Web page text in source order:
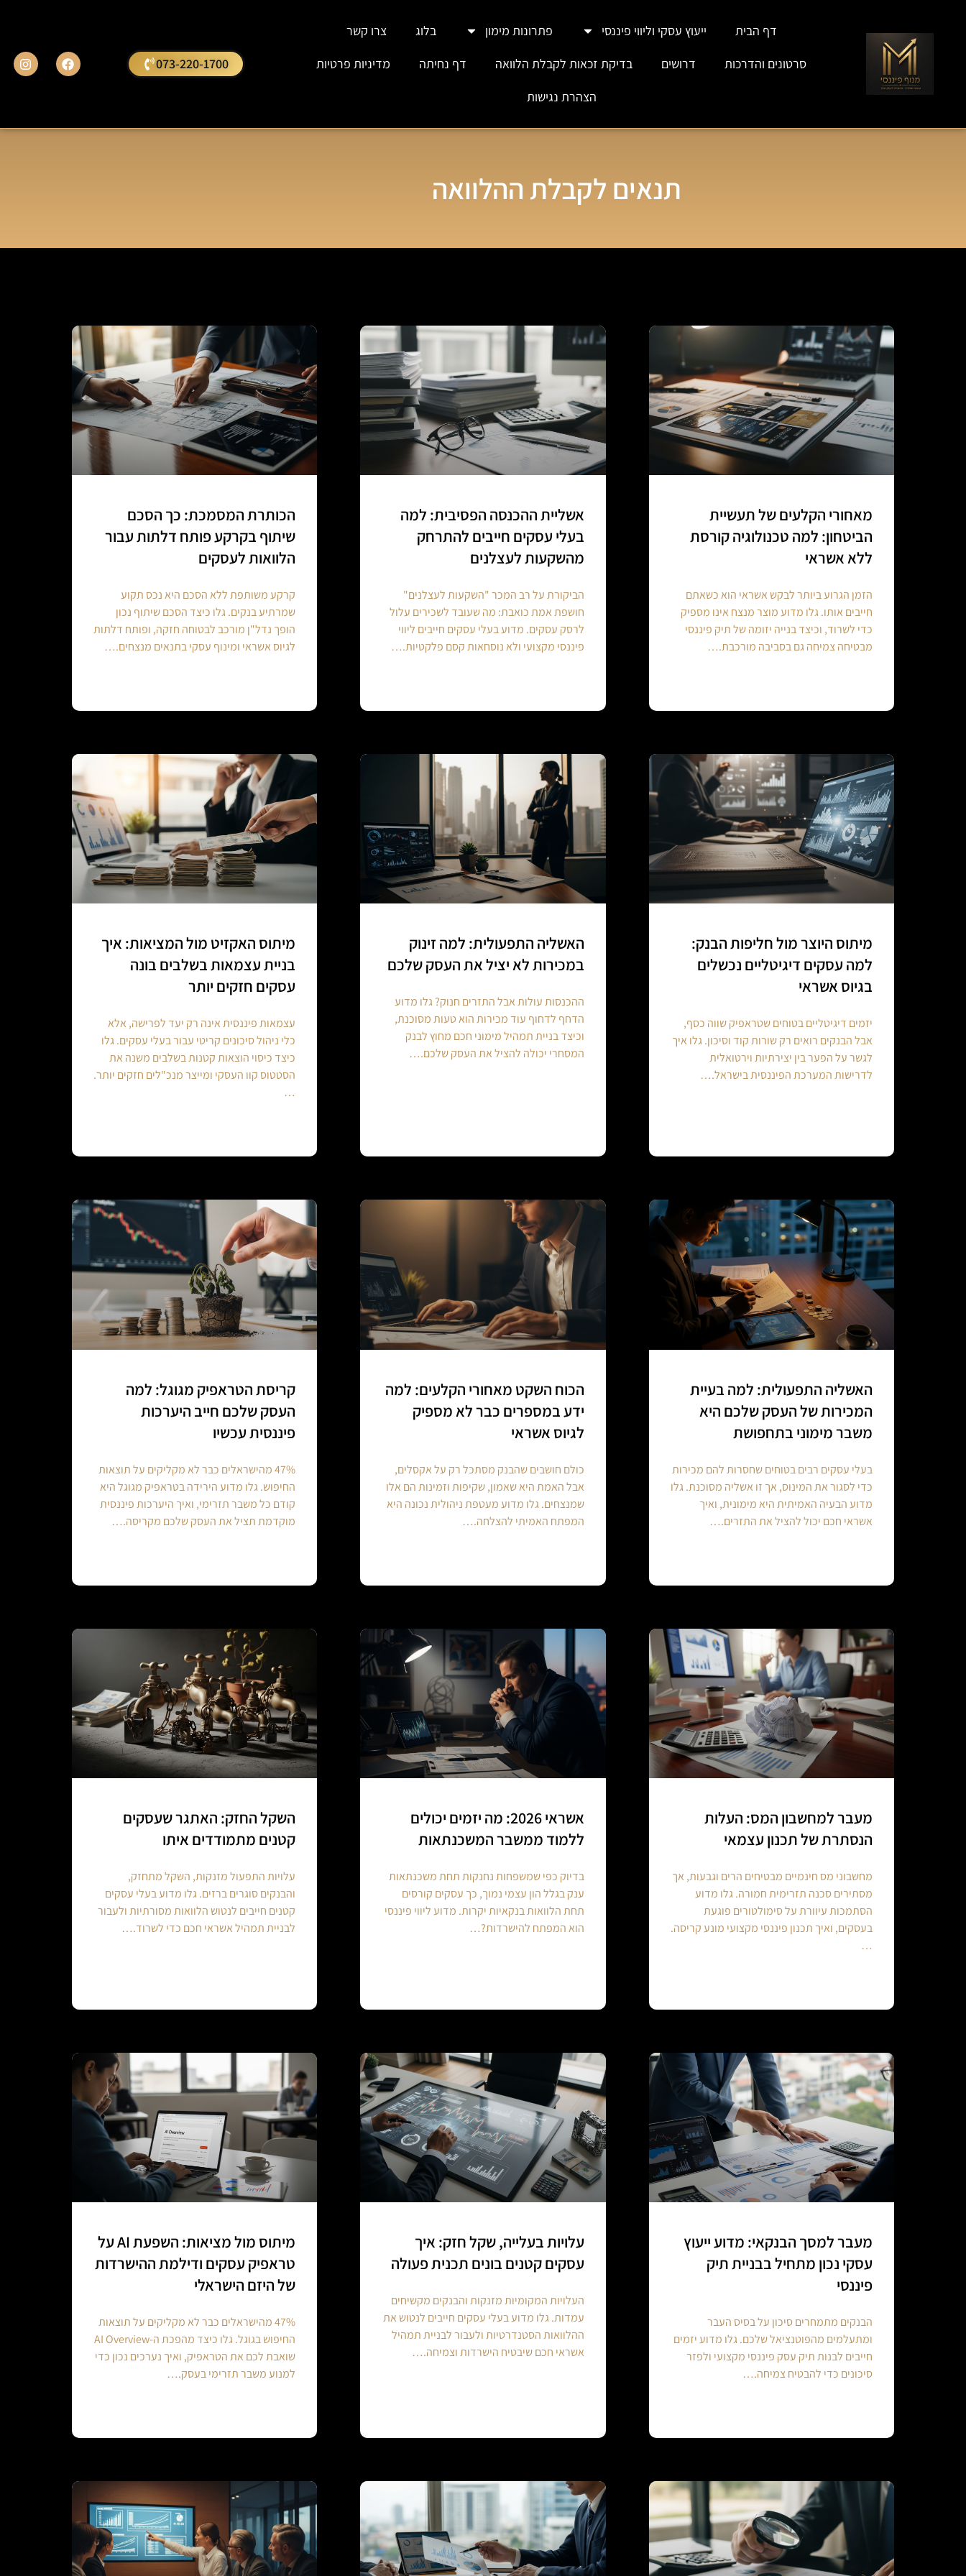
דף הבית ייעוץ עסקי וליווי פיננסי פתרונות מימון בלוג
צרו קשר
סרטונים והדרכות
דרושים בדיקת זכאות לקבלת הלוואה דף נחיתה
מדיניות פרטיות
הצהרת נגישות
073-220-1700
תנאים לקבלת ההלוואה
מאחורי הקלעים של תעשיית
הביטחון: למה טכנולוגיה קורסת
ללא אשראי
הזמן הגרוע ביותר לבקש אשראי הוא כשאתם
חייבים אותו. גלו מדוע מוצר מנצח אינו מספיק
כדי לשרוד, וכיצד בנייה יזומה של תיק פיננסי
מבטיחה צמיחה גם בסביבה מורכבת.…
אשליית ההכנסה הפסיבית: למה
בעלי עסקים חייבים להתרחק
מהשקעות לעצלנים
הביקורת על רב המכר "השקעות לעצלנים"
חושפת אמת כואבת: מה שעובד לשכירים עלול
לרסק עסקים. מדוע בעלי עסקים חייבים ליווי
פיננסי מקצועי ולא נוסחאות קסם פלקטיות.…
הכותרת המסמכת: כך הסכם
שיתוף בקרקע פותח דלתות עבור
הלוואות לעסקים
קרקע משותפת ללא הסכם היא נכס תקוע
שמרתיע בנקים. גלו כיצד הסכם שיתוף נכון
הופך נדל"ן מורכב לבטוחה חזקה, ופותח דלתות
לגיוס אשראי ומינוף עסקי בתנאים מנצחים.…
מיתוס היוצר מול חליפות הבנק:
למה עסקים דיגיטליים נכשלים
בגיוס אשראי
יזמים דיגיטליים בטוחים שטראפיק שווה כסף,
אבל הבנקים רואים רק שורות קוד וסיכון. גלו איך
לגשר על הפער בין יצירתיות וירטואלית
לדרישות המערכת הפיננסית בישראל.…
האשליה התפעולית: למה זינוק
במכירות לא יציל את העסק שלכם
ההכנסות עולות אבל התזרים חנוק? גלו מדוע
הדחף לדחוף עוד מכירות הוא טעות מסוכנת,
וכיצד בניית תמהיל מימוני חכם מחוץ לבנק
המסחרי יכולה להציל את העסק שלכם.…
מיתוס האקזיט מול המציאות: איך
בניית עצמאות בשלבים בונה
עסקים חזקים יותר
עצמאות פיננסית אינה רק יעד לפרישה, אלא
כלי ניהול סיכונים קריטי עבור בעלי עסקים. גלו
כיצד כיסוי הוצאות קטנות בשלבים משנה את
הסטטוס קוו העסקי ומייצר מנכ"לים חזקים יותר.
…
האשליה התפעולית: למה בעיית
המכירות של העסק שלכם היא
משבר מימוני בתחפושת
בעלי עסקים רבים בטוחים שחסרות להם מכירות
כדי לסגור את המינוס, אך זו אשליה מסוכנת. גלו
מדוע הבעיה האמיתית היא מימונית, ואיך
אשראי חכם יכול להציל את התזרים.…
הכוח השקט מאחורי הקלעים: למה
ידע במספרים כבר לא מספיק
לגיוס אשראי
כולם חושבים שהבנק מסתכל רק על אקסלים,
אבל האמת היא שאמון, שקיפות וזמינות הם אלו
שמנצחים. גלו מדוע מעטפת ניהולית נכונה היא
המפתח האמיתי להצלחה.…
קריסת הטראפיק מגוגל: למה
העסק שלכם חייב היערכות
פיננסית עכשיו
47% מהישראלים כבר לא מקליקים על תוצאות
החיפוש. גלו מדוע הירידה בטראפיק מגוגל היא
קודם כל משבר תזרימי, ואיך היערכות פיננסית
מוקדמת תציל את העסק שלכם מקריסה.…
מעבר למחשבון המס: העלות
הנסתרת של תכנון עצמאי
מחשבוני מס חינמיים מבטיחים הרים וגבעות, אך
מסתירים סכנה תזרימית חמורה. גלו מדוע
הסתמכות עיוורת על סימולטורים פוגעת
בעסקים, ואיך תכנון פיננסי מקצועי מונע קריסה.
…
אשראי 2026: מה יזמים יכולים
ללמוד ממשבר המשכנתאות
בדיוק כפי שמשפחות נחנקות תחת משכנתאות
ענק בגלל הון עצמי נמוך, כך עסקים קורסים
תחת הלוואות בנקאיות יקרות. מדוע ליווי פיננסי
הוא המפתח להישרדות?…
השקל החזק: האתגר שעסקים
קטנים מתמודדים איתו
עלויות התפעול מזנקות, השקל מתחזק,
והבנקים סוגרים ברזים. גלו מדוע בעלי עסקים
קטנים חייבים לנטוש הלוואות מסורתיות ולעבור
לבניית תמהיל אשראי חכם כדי לשרוד.…
מעבר למסך הבנקאי: מדוע ייעוץ
עסקי נכון מתחיל בבניית תיק
פיננסי
הבנקים מתמחרים סיכון על בסיס העבר
ומתעלמים מהפוטנציאל שלכם. גלו מדוע יזמים
חייבים לבנות תיק עסק פיננסי מקצועי ולפזר
סיכונים כדי להבטיח צמיחה.…
עלויות בעלייה, שקל חזק: איך
עסקים קטנים בונים תכנית פעולה
העלויות המקומיות מזנקות והבנקים מקשיחים
עמדות. גלו מדוע בעלי עסקים חייבים לנטוש את
ההלוואות הסטנדרטיות ולעבור לבניית תמהיל
אשראי חכם שיבטיח הישרדות וצמיחה.…
מיתוס מול מציאות: השפעת AI על
טראפיק עסקים ודילמת ההישרדות
של היזם הישראלי
47% מהישראלים כבר לא מקליקים על תוצאות
החיפוש בגוגל. גלו כיצד מהפכת ה-AI Overview
שואבת לכם את הטראפיק, ואיך נערכים נכון כדי
למנוע משבר תזרימי בעסק.…